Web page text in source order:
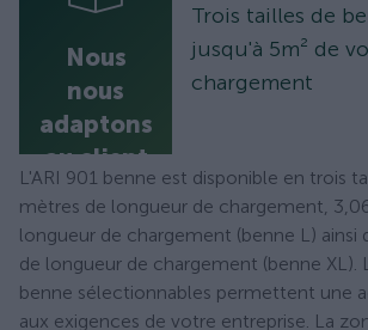
Nous
nous
adaptons
au client
Trois tailles de
jusqu'à 5m² de
chargement
L'ARI 901 benne est disponible en trois
mètres de longueur de chargement,
longueur de chargement (benne L) ainsi
de longueur de chargement (benne XL).
benne sélectionnables permettent une
aux exigences de votre entreprise. La